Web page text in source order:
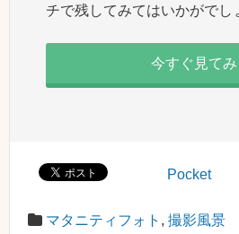
チで残してみてはいかがでし
今すぐ見てみ
Pocket
マタニティフォト , 撮影風景